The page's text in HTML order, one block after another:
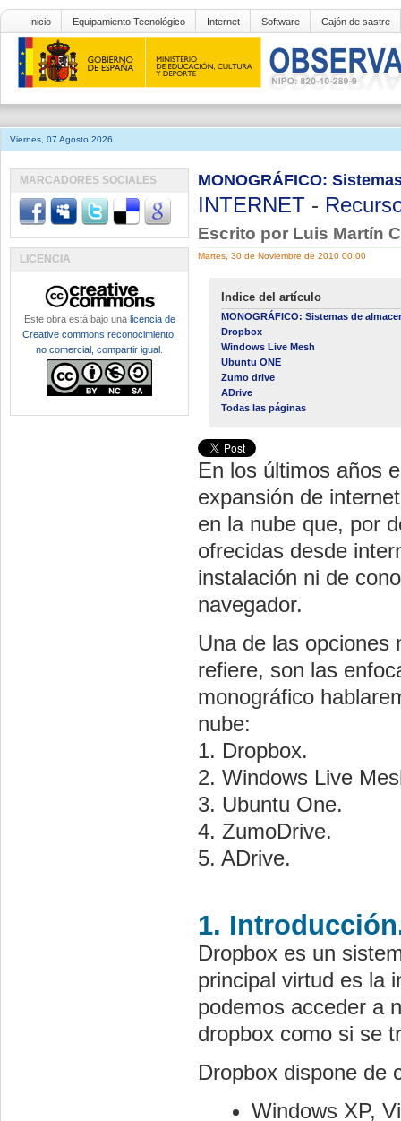
Inicio Equipamiento Tecnológico Internet Software Cajón de sastre
Viernes, 07 Agosto 2026
MONOGRÁFICO:
INTERNET -
Escrito por Luis Martín
Martes, 30 de Noviembre de 2010 00:00
Indice del artículo
MONOGRÁFICO: Sistemas de
Dropbox
Windows Live Mesh
Ubuntu ONE
Zumo drive
ADrive
Todas las páginas
En los últimos años
expansión de
en la nube que, por
ofrecidas desde
instalación ni de
navegador.
Una de las opciones
refiere, son las
monográfico
nube:
1. Dropbox.
2. Windows Live
3. Ubuntu One.
4. ZumoDrive.
5. ADrive.
1.
Dropbox es un
principal virtud es la
podemos acceder a
dropbox como si se
Dropbox dispone de
Windows XP,
MARCADORES SOCIALES
LICENCIA
Este obra está bajo una licencia de
Creative commons reconocimiento,
no comercial, compartir igual